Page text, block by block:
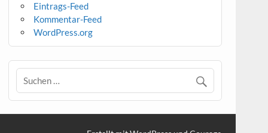
Eintrags-Feed
Kommentar-Feed
WordPress.org